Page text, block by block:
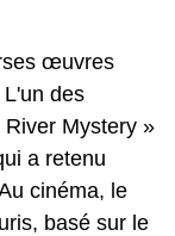
œuvres
des
Mystery »
a retenu
cinéma, le
basé sur le